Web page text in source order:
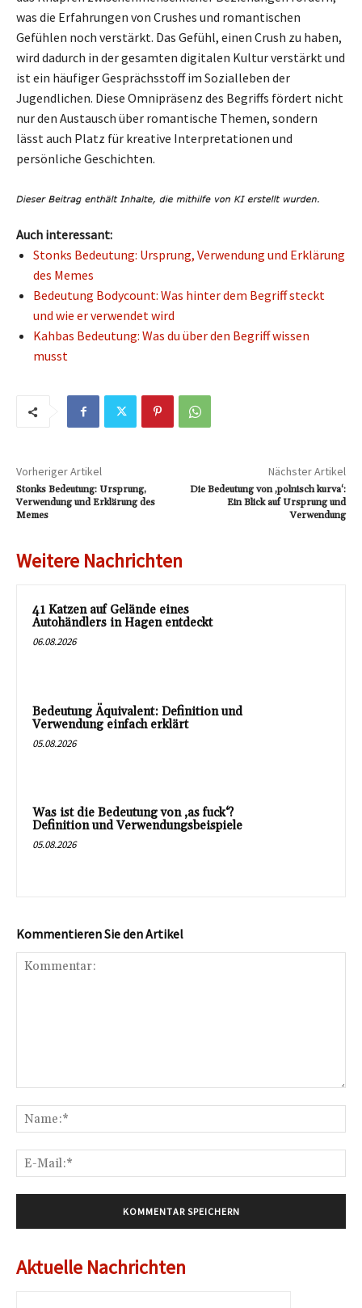
was die Erfahrungen von Crushes und romantischen
Gefühlen noch verstärkt. Das Gefühl, einen Crush zu haben,
wird dadurch in der gesamten digitalen Kultur verstärkt und
ist ein häufiger Gesprächsstoff im Sozialleben der
Jugendlichen. Diese Omnipräsenz des Begriffs fördert nicht
nur den Austausch über romantische Themen, sondern
lässt auch Platz für kreative Interpretationen und
persönliche Geschichten.
Auch interessant:
Stonks Bedeutung: Ursprung, Verwendung und Erklärung
des Memes
Bedeutung Bodycount: Was hinter dem Begriff steckt
und wie er verwendet wird
Kahbas Bedeutung: Was du über den Begriff wissen
musst
Vorheriger Artikel
Stonks Bedeutung: Ursprung,
Verwendung und Erklärung des
Memes
Nächster Artikel
Die Bedeutung von ‚polnisch kurva‘:
Ein Blick auf Ursprung und
Verwendung
Weitere Nachrichten
41 Katzen auf Gelände eines
Autohändlers in Hagen entdeckt
06.08.2026
Bedeutung Äquivalent: Definition und
Verwendung einfach erklärt
05.08.2026
Was ist die Bedeutung von ‚as fuck‘?
Definition und Verwendungsbeispiele
05.08.2026
Kommentieren Sie den Artikel
Aktuelle Nachrichten